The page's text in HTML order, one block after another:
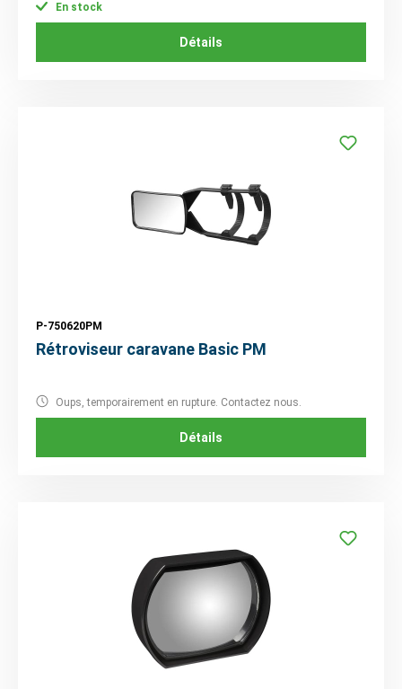
En stock
Détails
P-750620PM
Rétroviseur caravane Basic PM
Oups, temporairement en rupture. Contactez nous.
Détails